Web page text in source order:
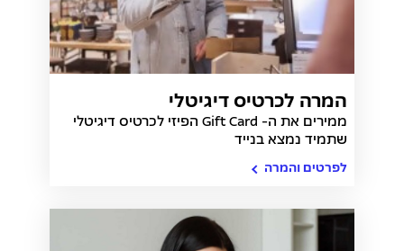
המרה לכרטיס דיגיטלי
ממירים את ה- Gift Card הפיזי לכרטיס דיגיטלי
שתמיד נמצא בנייד
לפרטים והמרה